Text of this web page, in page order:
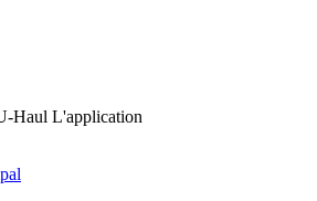
Haul L'application